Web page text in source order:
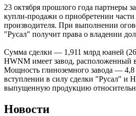
23 октября прошлого года партнеры
купли-продажи о приобретении части
производителя. При выполнении
"‎Русал"‎ получит права о владении
Сумма сделки — 1,911 млрд юаней
HWNM имеет завод, расположенный
Мощность глиноземного завода —
вступлении в силу сделки "‎Русал"‎ и
выпущенную продукцию
Новости